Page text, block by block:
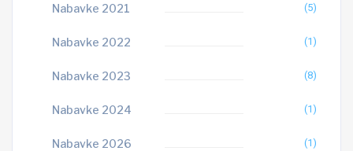
Nabavke 2021 (5)
Nabavke 2022 (1)
Nabavke 2023 (8)
Nabavke 2024 (1)
Nabavke 2026 (1)